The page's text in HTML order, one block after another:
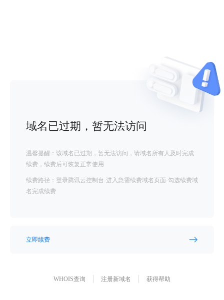
域名已过期，暂无法访问
温馨提醒：该域名已过期，暂无法访问，请域名所有人及时完成
续费，续费后可恢复正常使用
续费路径：登录腾讯云控制台-进入急需续费域名页面-勾选续费域
名完成续费
立即续费
WHOIS查询 注册新域名 获得帮助